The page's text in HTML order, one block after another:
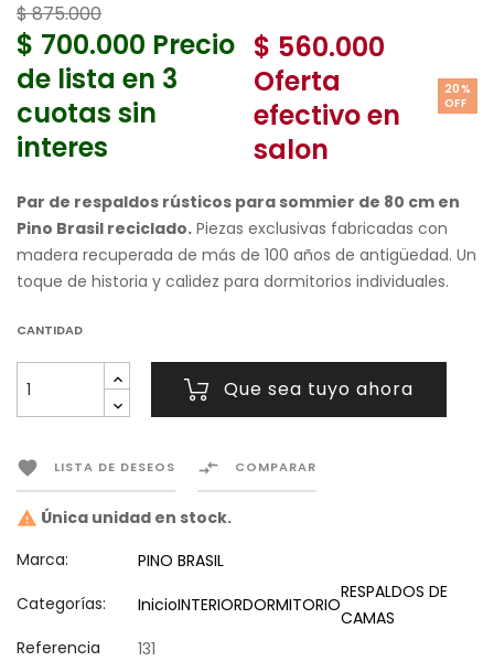
$ 875.000
$ 700.000 Precio
de lista en 3
cuotas sin
interes
$ 560.000
Oferta
efectivo en
salon
20%
OFF
Par de respaldos rústicos para sommier de 80 cm en
Pino Brasil reciclado. Piezas exclusivas fabricadas con
madera recuperada de más de 100 años de antigüedad. Un
toque de historia y calidez para dormitorios individuales.
CANTIDAD
Que sea tuyo ahora
 LISTA DE DESEOS  COMPARAR
 Única unidad en stock.
Marca:
PINO BRASIL
Categorías:
InicioINTERIORDORMITORIO
RESPALDOS DE
CAMAS
Referencia
131